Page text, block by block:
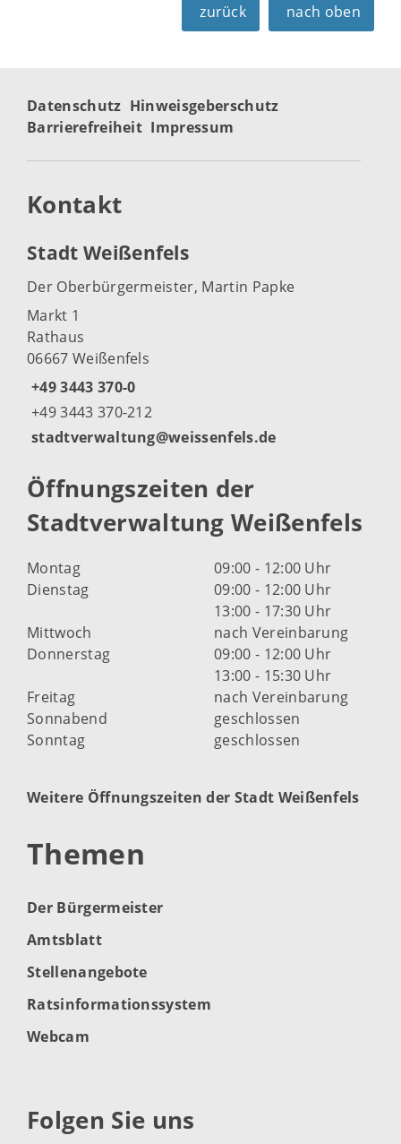
zurück nach oben
Datenschutz Hinweisgeberschutz
Barrierefreiheit Impressum
Kontakt
Stadt Weißenfels
Der Oberbürgermeister, Martin Papke
Markt 1
Rathaus
06667 Weißenfels
+49 3443 370-0
+49 3443 370-212
stadtverwaltung@weissenfels.de
Öffnungszeiten der
Stadtverwaltung Weißenfels
Montag
09:00 - 12:00 Uhr
Dienstag
09:00 - 12:00 Uhr
13:00 - 17:30 Uhr
Mittwoch
nach Vereinbarung
Donnerstag
09:00 - 12:00 Uhr
13:00 - 15:30 Uhr
Freitag
nach Vereinbarung
Sonnabend
geschlossen
Sonntag
geschlossen
Weitere Öffnungszeiten der Stadt Weißenfels
Themen
Der Bürgermeister
Amtsblatt
Stellenangebote
Ratsinformationssystem
Webcam
Folgen Sie uns